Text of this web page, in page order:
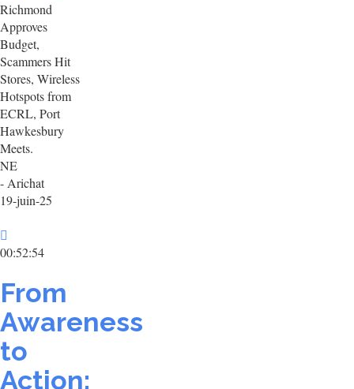
Richmond
Approves
Budget,
Scammers Hit
Stores, Wireless
Hotspots from
ECRL, Port
Hawkesbury
Meets.
NE
- Arichat
19-juin-25
00:52:54
From
Awareness
to
Action: